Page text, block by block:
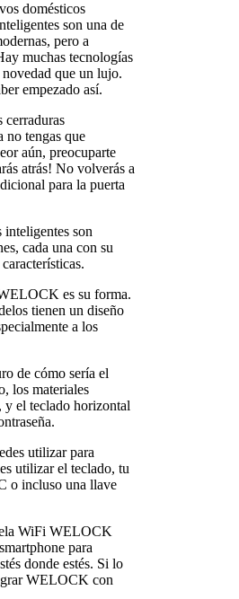
domésticos
son una de
pero a
muchas tecnologías
que un lujo.
empezado así.
cerraduras
no tengas que
aún, preocuparte
atrás! No volverás a
para la puerta
inteligentes son
cada una con su
es su forma.
tienen un diseño
a los
de cómo sería el
los materiales
y el teclado horizontal
utilizar para
utilizar el teclado, tu
o incluso una llave
WiFi WELOCK
para
donde estés. Si lo
WELOCK con